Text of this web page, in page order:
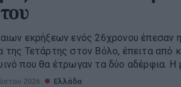
εκρήξεων ενός 26χρονου έπεσαν
της Τετάρτης στον Βόλο, έπειτα από
που θα έτρωγαν τα δύο αδέρφια. Η
2026 Ελλάδα